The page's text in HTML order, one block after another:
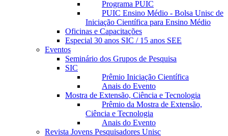
Programa PUIC
PUIC Ensino Médio - Bolsa Unisc de
Iniciação Científica para Ensino Médio
Oficinas e Capacitações
Especial 30 anos SIC / 15 anos SEE
Eventos
Seminário dos Grupos de Pesquisa
SIC
Prêmio Iniciação Científica
Anais do Evento
Mostra de Extensão, Ciência e Tecnologia
Prêmio da Mostra de Extensão,
Ciência e Tecnologia
Anais do Evento
Revista Jovens Pesquisadores Unisc